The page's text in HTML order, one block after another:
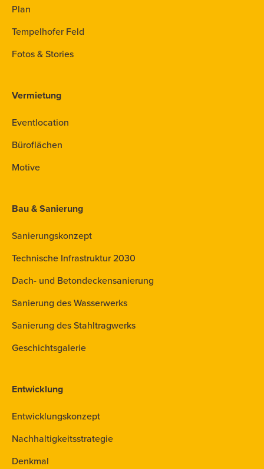
Plan
Tempelhofer Feld
Fotos & Stories
Vermietung
Eventlocation
Büroflächen
Motive
Bau & Sanierung
Sanierungskonzept
Technische Infrastruktur 2030
Dach- und Betondeckensanierung
Sanierung des Wasserwerks
Sanierung des Stahltragwerks
Geschichtsgalerie
Entwicklung
Entwicklungskonzept
Nachhaltigkeitsstrategie
Denkmal